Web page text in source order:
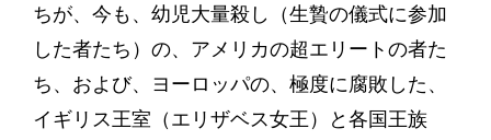
ちが、今も、幼児大量殺し（生贄の儀式に参加
した者たち）の、アメリカの超エリートの者た
ち、および、ヨーロッパの、極度に腐敗した、
イギリス王室（エリザベス女王）と各国王族